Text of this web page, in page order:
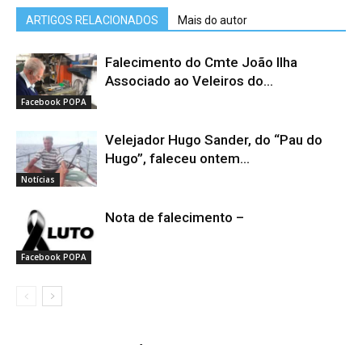
ARTIGOS RELACIONADOS Mais do autor
Facebook POPA
Falecimento do Cmte João Ilha
Associado ao Veleiros do...
Notícias
Velejador Hugo Sander, do “Pau do
Hugo”, faleceu ontem...
Facebook POPA
Nota de falecimento –